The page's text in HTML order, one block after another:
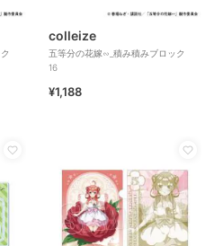
ク
colleize
五等分の花嫁∽_積み積みブロック
16
¥1,188